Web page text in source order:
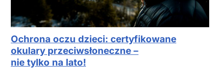
Ochrona oczu dzieci: certyfikowane
okulary przeciwsłoneczne –
nie tylko na lato!